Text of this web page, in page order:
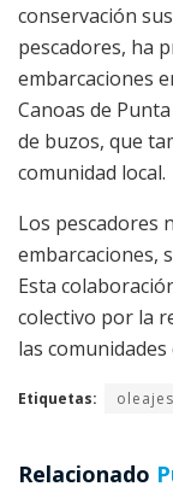
conservación
pescadores, ha
embarcaciones
Canoas de
de buzos, que
comunidad local.
Los pescadores
embarcaciones,
Esta
colectivo por la
las comunidades
Etiquetas: oleajes
Relacionado